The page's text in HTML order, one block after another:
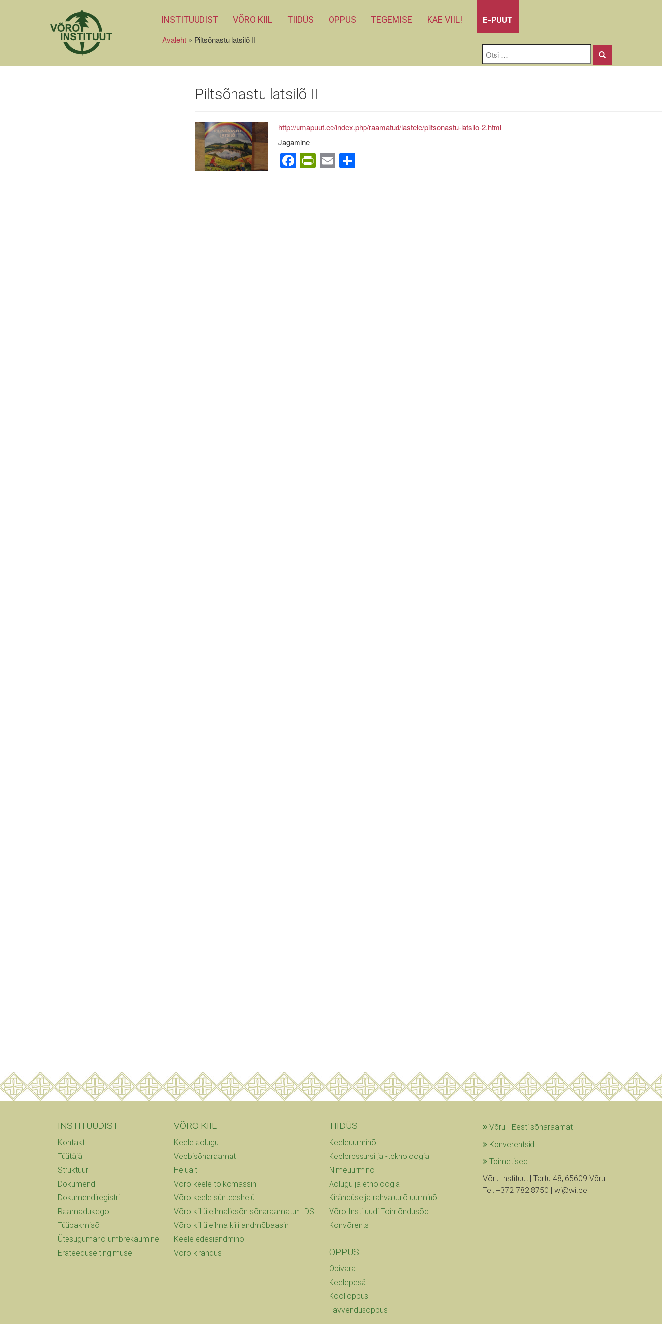
INSTITUUDIST VÕRO KIIL TIIDÜS OPPUS TEGEMISE KAE VIIL! E-PUUT
Avaleht » Piltsõnastu latsilõ II
Piltsõnastu latsilõ II
http://umapuut.ee/index.php/raamatud/lastele/piltsonastu-latsilo-2.html
Jagamine
Facebook
PrintFriendly
EmailShare
INSTITUUDIST
Kontakt
Tüütäjä
Struktuur
Dokumendi
Dokumendiregistri
Raamadukogo
Tüüpakmisõ
Ütesugumanõ ümbrekäümine
Eräteedüse tingimüse
VÕRO KIIL
Keele aolugu
Veebisõnaraamat
Helüait
Võro keele tõlkõmassin
Võro keele sünteeshelü
Võro kiil üleilmalidsõn sõnaraamatun IDS
Võro kiil üleilma kiili andmõbaasin
Keele edesiandminõ
Võro kirändüs
TIIDÜS
Keeleuurminõ
Keeleressursi ja -teknoloogia
Nimeuurminõ
Aolugu ja etnoloogia
Kirändüse ja rahvaluulõ uurminõ
Võro Instituudi Toimõndusõq
Konvõrents
OPPUS
Opivara
Keelepesä
Koolioppus
Tävvendüsoppus
Võru - Eesti sõnaraamat
Konverentsid
Toimetised
Võru Instituut | Tartu 48, 65609 Võru |
Tel: +372 782 8750 | wi@wi.ee